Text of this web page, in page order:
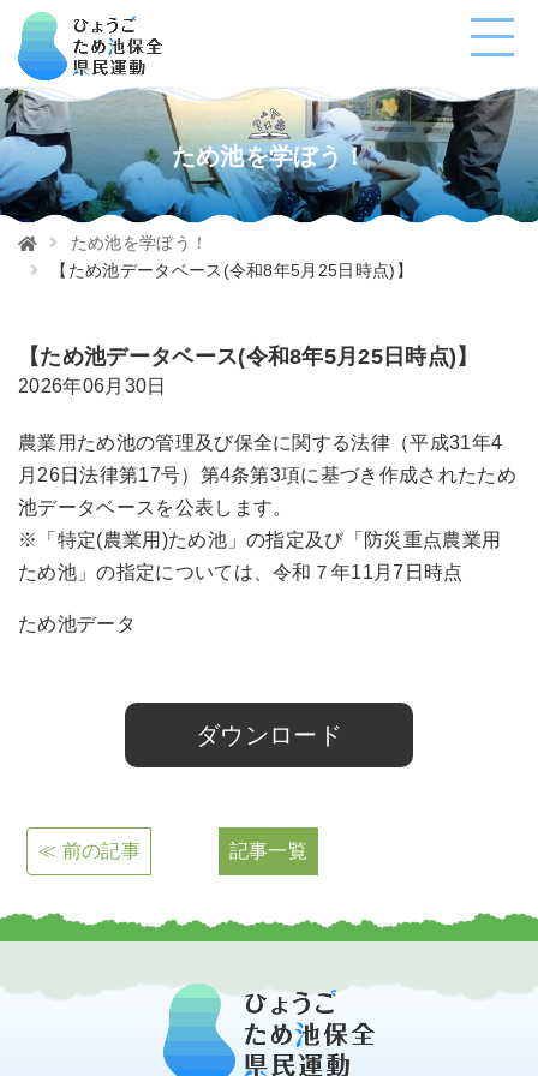
ため池を学ぼう！
ため池を学ぼう！
【ため池データベース(令和8年5月25日時点)】
【ため池データベース(令和8年5月25日時点)】
2026年06月30日
農業用ため池の管理及び保全に関する法律（平成31年4
月26日法律第17号）第4条第3項に基づき作成されたため
池データベースを公表します。
※「特定(農業用)ため池」の指定及び「防災重点農業用
ため池」の指定については、令和７年11月7日時点
ため池データ
ダウンロード
≪ 前の記事 記事一覧